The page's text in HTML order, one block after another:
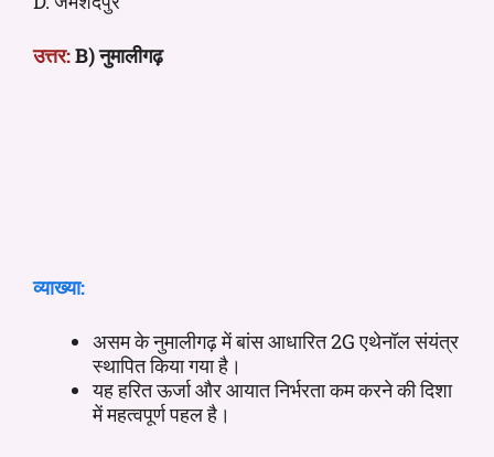
उत्तर:B) नुमालीगढ़
व्याख्या:
असम के नुमालीगढ़ में बांस आधारित 2G एथेनॉल संयंत्र
स्थापित किया गया है।
यह हरित ऊर्जा और आयात निर्भरता कम करने की दिशा
में महत्वपूर्ण पहल है।